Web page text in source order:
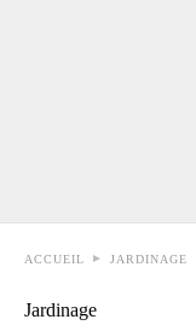
ACCUEIL JARDINAGE
Jardinage